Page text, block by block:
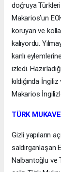
doğruya Türkleri
Makarios’un
koruyan ve
kalıyordu.
kanlı
izledi.
kıldığında
Makarios
TÜRK
Gizli yapıların
saldırganlaşan
Nalbantoğlu ve